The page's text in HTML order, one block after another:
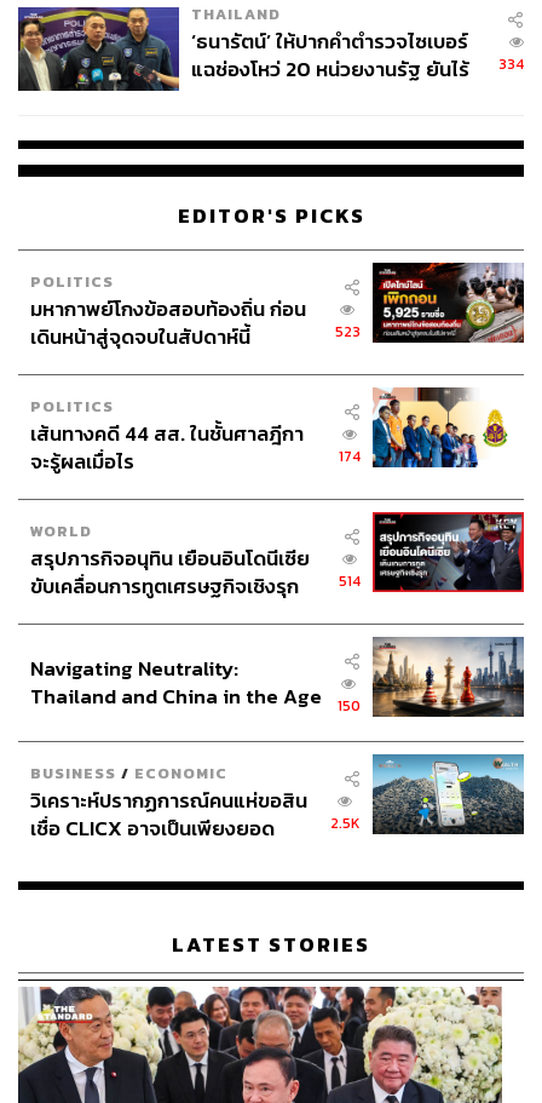
จ่ายหนี้-แอบระบุแบรนด์
THAILAND
‘ธนารัตน์’ ให้ปากคำตำรวจไซเบอร์
แฉช่องโหว่ 20 หน่วยงานรัฐ ยันไร้
334
EDITOR'S PICKS
POLITICS
มหากาพย์โกงข้อสอบท้องถิ่น ก่อน
เดินหน้าสู่จุดจบในสัปดาห์นี้
523
POLITICS
เส้นทางคดี 44 สส. ในชั้นศาลฎีกา
จะรู้ผลเมื่อไร
174
WORLD
สรุปภารกิจอนุทิน เยือนอินโดนีเซีย
ขับเคลื่อนการทูตเศรษฐกิจเชิงรุก
514
Navigating Neutrality:
Thailand and China in the Age
150
BUSINESS / ECONOMIC
วิเคราะห์ปรากฏการณ์คนแห่ขอสิน
เชื่อ CLICX อาจเป็นเพียงยอด
เรือนไทยที่ถูกซุกไว้
2.5K
LATEST STORIES